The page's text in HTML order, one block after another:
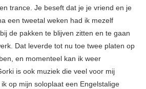
trance. Je beseft dat je je vriend en je
een tweetal weken had ik mezelf
de pakken te blijven zitten en te gaan
Dat leverde tot nu toe twee platen op
en momenteel kan ik weer
is ook muziek die veel voor mij
op mijn soloplaat een Engelstalige